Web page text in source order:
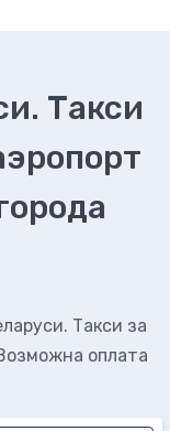
Такси
Такси за
оплата